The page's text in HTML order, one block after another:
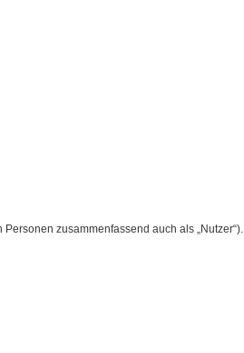
zusammenfassend auch als „Nutzer“).